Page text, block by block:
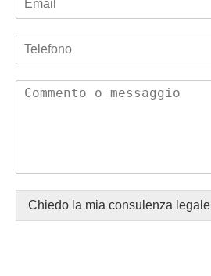
Chiedo la mia consulenza legale